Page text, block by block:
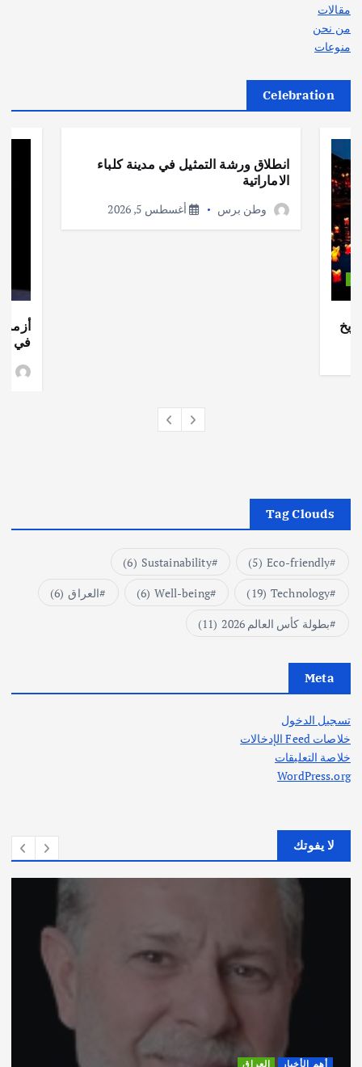
مقالات
من نحن
منوعات
Celebration
انطلاق ورشة التمثيل في مدينة كلباء
الاماراتية
وطن برس أغسطس 5, 2026
أزمة
في
Tag Clouds
Eco-friendly
(5)
Sustainability
(6)
Technology
(19)
Well-being
(6) العراق (6)
بطولة كأس العالم 2026
(11)
Meta
تسجيل الدخول
خلاصات Feed الإدخالات
خلاصة التعليقات
WordPress.org
لا يفوتك
أهم الأخبار ثقافة وفنون